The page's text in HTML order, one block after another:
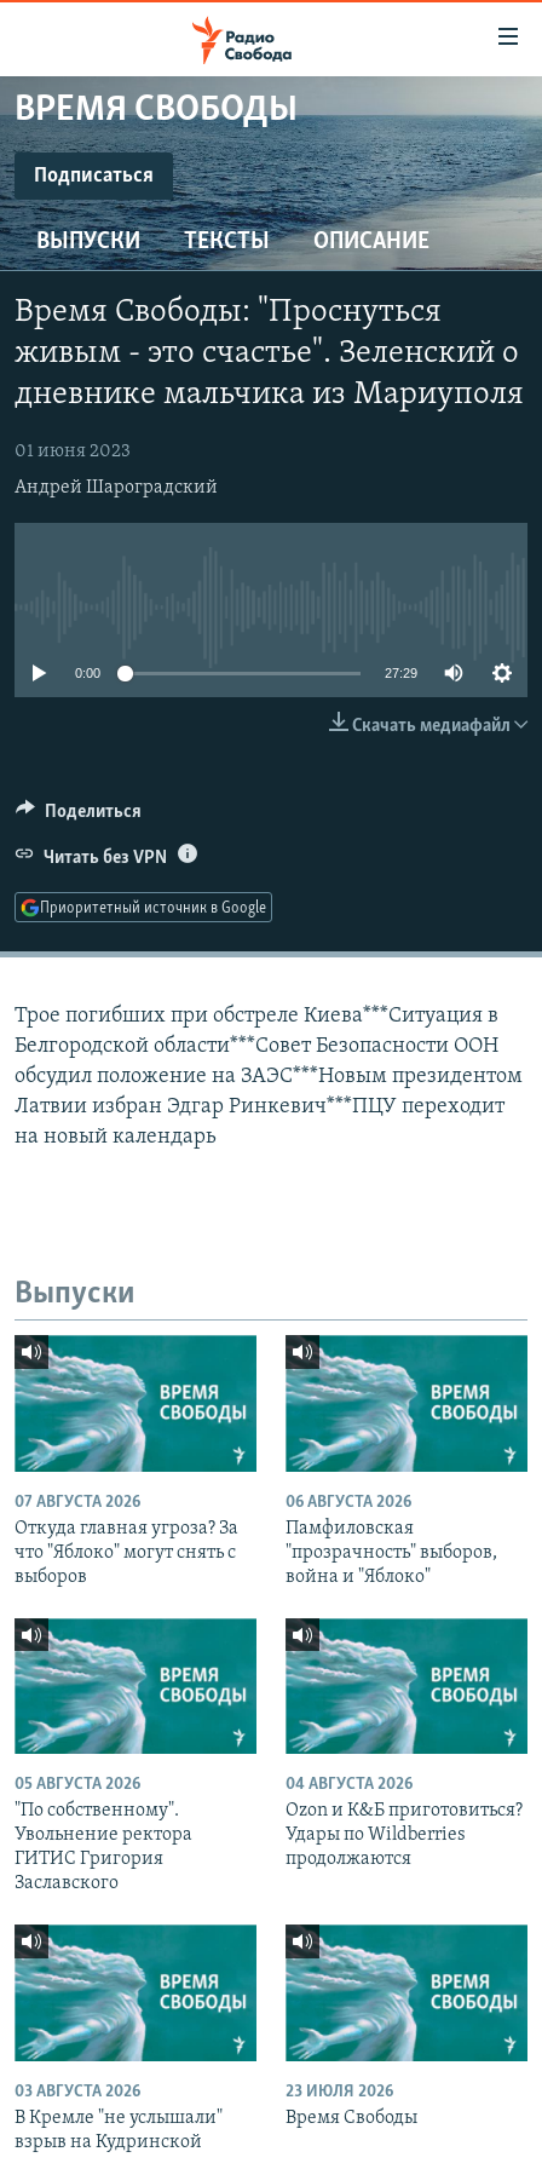
упрощенного
доступа
Вернуться
к
основному
содержанию
Вернутся
главной
навигации
поиску
ПРОГРАММЫ
ПОДКАСТЫ
АВТОРСКИЕ ПРОЕКТЫ
ЦИТАТЫ СВОБОДЫ
МНЕНИЯ
КУЛЬТУРА
IDEL.РЕАЛИИ
СЕВЕР.РЕАЛИИ
СИБИРЬ.РЕАЛИИ
СОЦИАЛЬНЫЕ СЕТИ
ВРЕМЯ СВОБОДЫ
Подписаться
ПОДПИСАТЬСЯ
SoundCloud
CastBox
ВЫПУСКИ ТЕКСТЫ ОПИСАНИЕ
Время Свободы: "Проснуться
живым - это счастье". Зеленский о
дневнике мальчика из Мариуполя
01 июня 2023
Андрей Шароградский
0:00 27:29
Скачать медиафайл
Поделиться
Читать без VPN
Приоритетный источник в Google
Трое погибших при обстреле Киева***Ситуация в
Белгородской области***Совет Безопасности ООН
обсудил положение на ЗАЭС***Новым президентом
Латвии избран Эдгар Ринкевич***ПЦУ переходит
на новый календарь
Выпуски
07 АВГУСТА 2026
Откуда главная угроза? За
что "Яблоко" могут снять с
выборов
06 АВГУСТА 2026
Памфиловская
"прозрачность" выборов,
война и "Яблоко"
05 АВГУСТА 2026
"По собственному".
Увольнение ректора
ГИТИС Григория
Заславского
04 АВГУСТА 2026
Ozon и К&Б приготовиться?
Удары по Wildberries
продолжаются
03 АВГУСТА 2026
В Кремле "не услышали"
взрыв на Кудринской
23 ИЮЛЯ 2026
Время Свободы